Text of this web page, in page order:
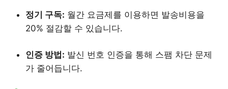
정기 구독: 월간 요금제를 이용하면 발송비용을
20% 절감할 수 있습니다.
인증 방법: 발신 번호 인증을 통해 스팸 차단 문제
가 줄어듭니다.